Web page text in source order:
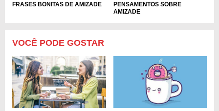
FRASES BONITAS DE AMIZADE
PENSAMENTOS SOBRE
AMIZADE
VOCÊ PODE GOSTAR